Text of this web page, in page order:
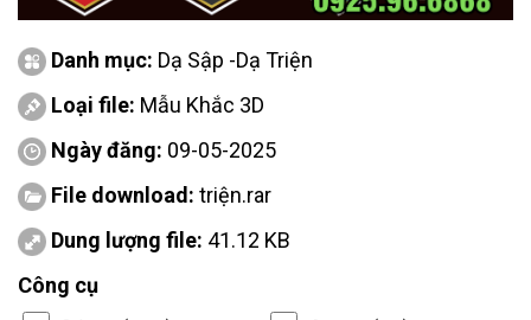
Danh mục: Dạ Sập -Dạ Triện
Loại file: Mẫu Khắc 3D
Ngày đăng: 09-05-2025
File download: triện.rar
Dung lượng file: 41.12 KB
Công cụ